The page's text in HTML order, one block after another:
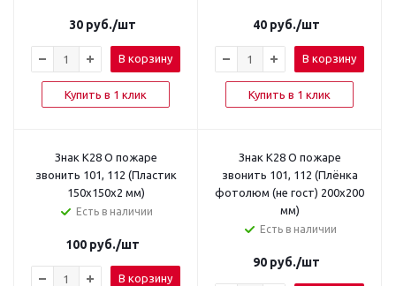
30 руб./шт
В корзину
Купить в 1 клик
40 руб./шт
В корзину
Купить в 1 клик
Знак K28 О пожаре
звонить 101, 112 (Пластик
150x150x2 мм)
Есть в наличии
100 руб./шт
В корзину
Знак K28 О пожаре
звонить 101, 112 (Плёнка
фотолюм (не гост) 200х200
мм)
Есть в наличии
90 руб./шт